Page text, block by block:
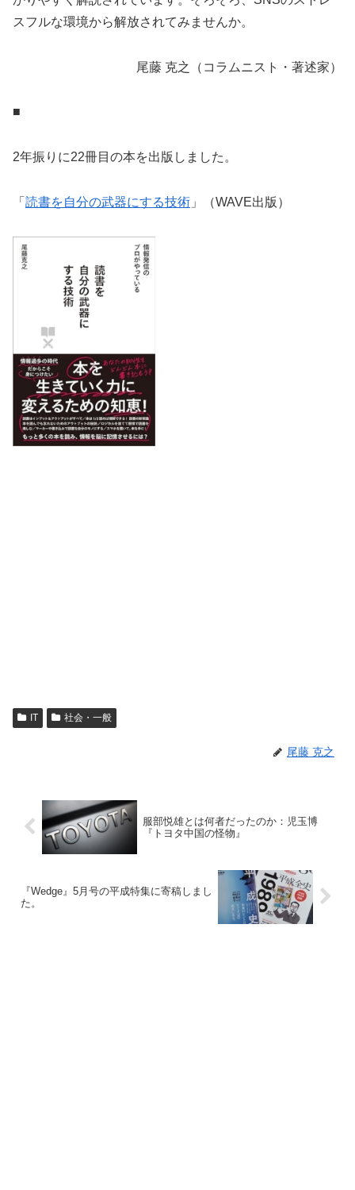
スフルな環境から解放されてみませんか。
尾藤 克之（コラムニスト・著述家）
■
2年振りに22冊目の本を出版しました。
「 読書を自分の武器にする技術 」（WAVE出版）
IT 社会・一般
尾藤 克之
服部悦雄とは何者だったのか：児玉博
『トヨタ中国の怪物』
『Wedge』5月号の平成特集に寄稿しまし
た。